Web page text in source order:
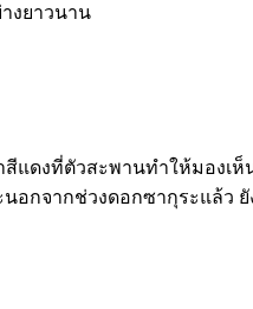
งยาวนาน
ดงที่ตัวสะพานทำให้มอง
กจากช่วงดอกซากุระแล้ว